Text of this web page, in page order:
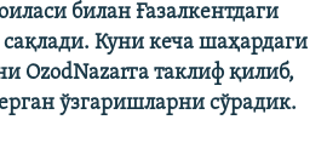
билан Ғазалкентдаги
Куни кеча шаҳардаги
OzodNazarга таклиф қилиб,
ўзгаришларни сўрадик.